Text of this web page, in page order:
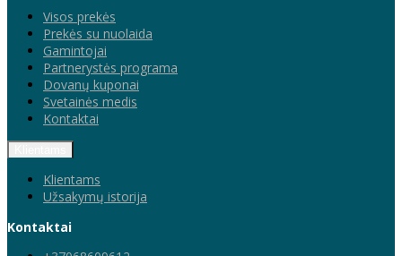
Visos prekės
Prekės su nuolaida
Gamintojai
Partnerystės programa
Dovanų kuponai
Svetainės medis
Kontaktai
Klientams
Užsakymų istorija
Kontaktai